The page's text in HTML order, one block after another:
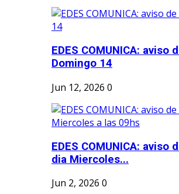
EDES COMUNICA: aviso
Domingo 14
Jun 12, 2026 0
EDES COMUNICA: aviso
dia Miercoles...
Jun 2, 2026 0